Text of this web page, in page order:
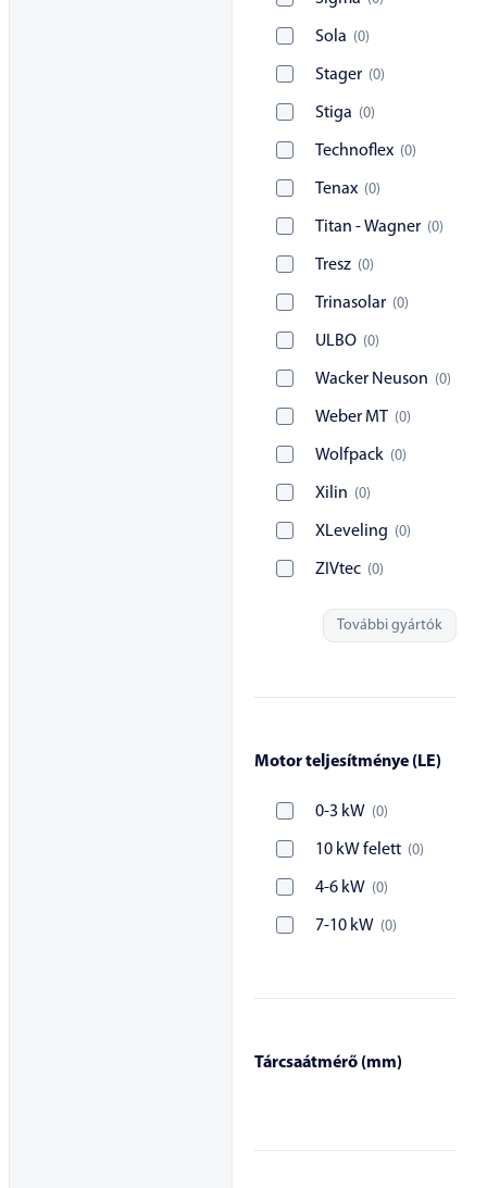
Sola (0)
Stager (0)
Stiga (0)
Technoflex (0)
Tenax (0)
Titan - Wagner (0)
Tresz (0)
Trinasolar (0)
ULBO (0)
Wacker Neuson (0)
Weber MT (0)
Wolfpack (0)
Xilin (0)
XLeveling (0)
ZIVtec (0)
További gyártók
Motor teljesítménye (LE)
0-3 kW (0)
10 kW felett (0)
4-6 kW (0)
7-10 kW (0)
Tárcsaátmérő (mm)